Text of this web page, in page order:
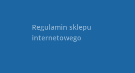
Regulamin sklepu
internetowego